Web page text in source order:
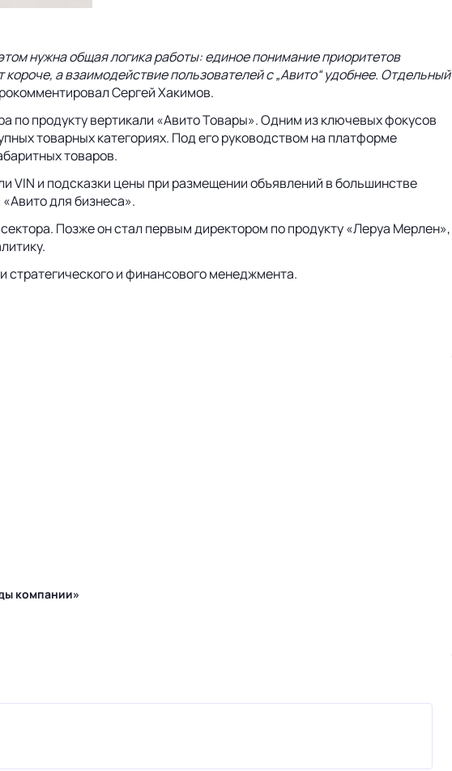
нужна общая логика работы: единое понимание приоритетов
а взаимодействие пользователей с „Авито“ удобнее. Отдельный
Сергей Хакимов.
по продукту вертикали «Авито Товары». Одним из ключевых фокусов
товарных категориях. Под его руководством на платформе
товаров.
VIN и подсказки цены при размещении объявлений в большинстве
для бизнеса».
Позже он стал первым директором по продукту «Леруа Мерлен»,
и финансового менеджмента.
компании»